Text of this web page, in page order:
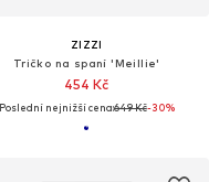
ZIZZI
Tričko na spaní 'Meillie'
454 Kč
Poslední nejnižší cena:649 Kč-30%